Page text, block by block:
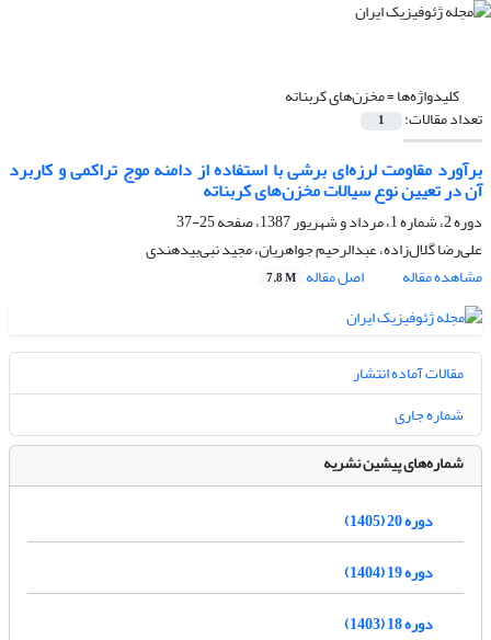
کلیدواژه‌ها =مخزن‌های کربناته
تعداد مقالات: 1
برآورد مقاومت لرزه‌ای برشی با استفاده از دامنه موج تراکمی و کاربرد
آن در تعیین نوع سیالات مخزن‌های کربناته
دوره 2، شماره 1، مرداد و شهریور 1387، صفحه
25-37
علی‌رضا گلال‌زاده، عبدالرحیم جواهریان، مجید نبی‌بیدهندی
مشاهده مقاله
اصل مقاله 7.8 M
مقالات آماده انتشار
شماره جاری
شماره‌های پیشین نشریه
دوره 20 (1405)
دوره 19 (1404)
دوره 18 (1403)